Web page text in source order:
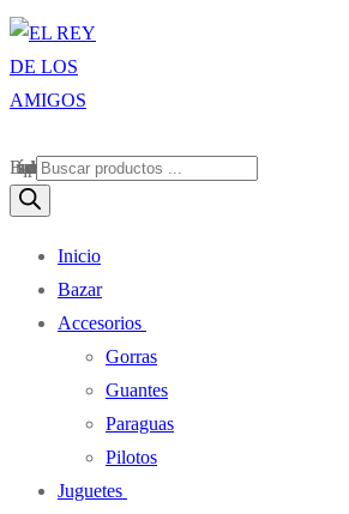
Búsqueda de productos
Inicio
Bazar
Accesorios
Gorras
Guantes
Paraguas
Pilotos
Juguetes